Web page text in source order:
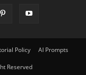
Policy AI Prompts
Reserved